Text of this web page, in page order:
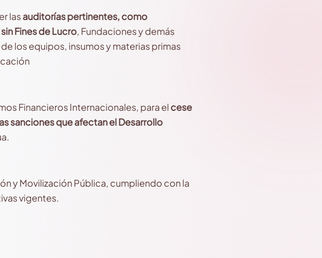
lasauditorías pertinentes, como
Fines de Lucro, Fundaciones y demás
los equipos, insumos y materias primas
Financieros Internacionales, para el cese
sanciones que afectan el Desarrollo
y Movilización Pública, cumpliendo con la
vigentes.